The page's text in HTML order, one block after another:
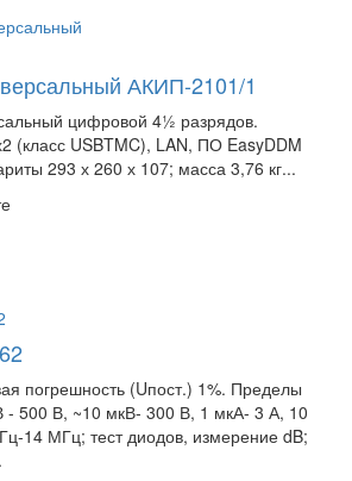
АКИП-2101/1
цифровой 4½ разрядов.
(класс USBTMC), LAN, ПО EasyDDM
293 х 260 х 107; масса 3,76 кг...
погрешность (Uпост.) 1%. Пределы
- 500 В, ~10 мкВ- 300 В, 1 мкА- 3 А, 10
14 МГц; тест диодов, измерение dB;